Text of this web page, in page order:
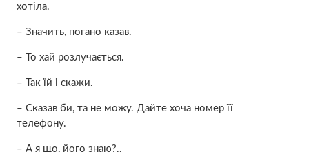
хотіла.
– Значить, погано казав.
– То хай розлучається.
– Так їй і скажи.
– Сказав би, та не можу. Дайте хоча номер її
телефону.
– А я що, його знаю?..